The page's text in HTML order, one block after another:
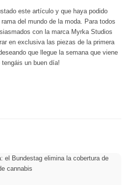
este artículo y que haya podido
del mundo de la moda. Para todos
con la marca Myrka Studios
en exclusiva las piezas de la primera
que llegue la semana que viene
un buen día!